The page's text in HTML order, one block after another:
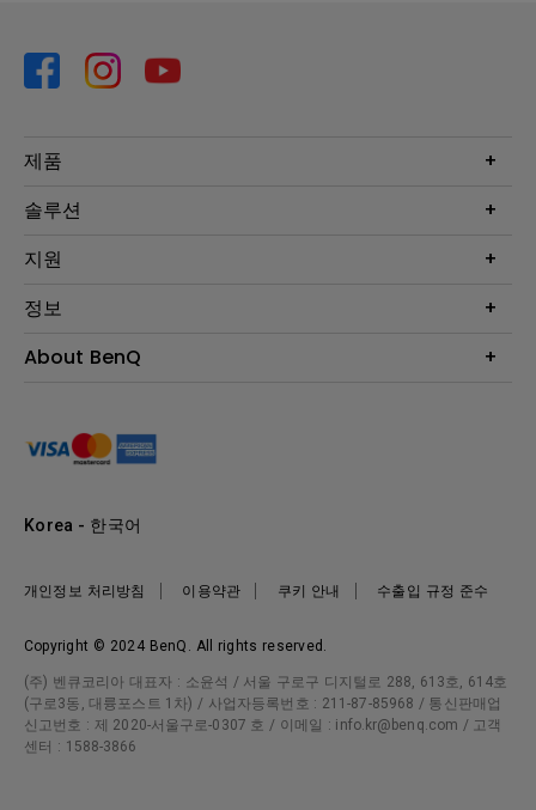
제품
프로젝터
조명
솔루션
Eye-Care 모니터
e스포츠
비즈니스 디스플레이
지원
문의
서비스센터
정보
프로젝터 거리계산기
About BenQ
사회적 책임
뉴스
Copyright © 2024 BenQ. All rights reserved.
개인정보 처리방침 이용약관 쿠키 안내 수출입 규정 준수
Korea - 한국어
(주) 벤큐코리아 대표자 : 소윤석 / 서울 구로구 디지털로 288, 613호, 614호
(구로3동, 대륭포스트 1차) / 사업자등록번호 : 211-87-85968 / 통신판매업
신고번호 : 제 2020-서울구로-0307 호 / 이메일 : info.kr@benq.com / 고객
센터 : 1588-3866